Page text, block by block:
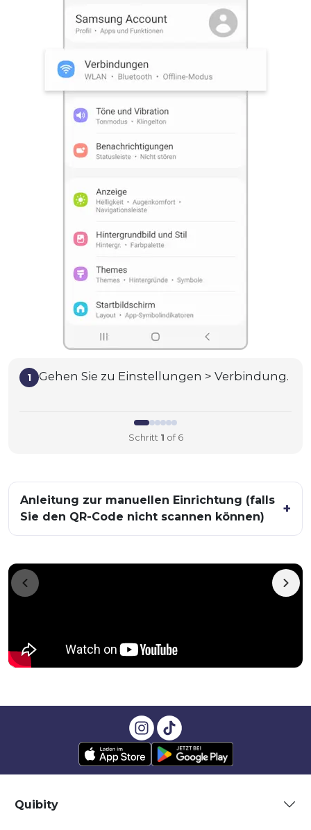
1 Gehen Sie zu Einstellungen > Verbindung.
Schritt 1 of 6
Anleitung zur manuellen Einrichtung (falls
Sie den QR-Code nicht scannen können)
Quibity